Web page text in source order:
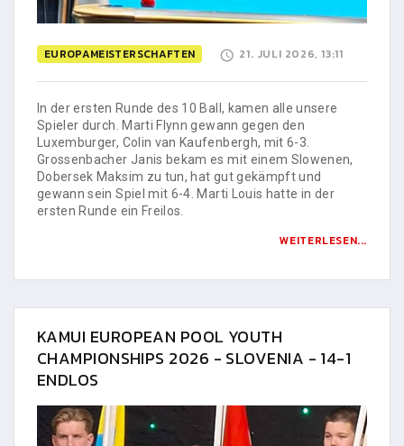
EUROPAMEISTERSCHAFTEN 21. JULI 2026, 13:11
In der ersten Runde des 10 Ball, kamen alle unsere
Spieler durch. Marti Flynn gewann gegen den
Luxemburger, Colin van Kaufenbergh, mit 6-3.
Grossenbacher Janis bekam es mit einem Slowenen,
Dobersek Maksim zu tun, hat gut gekämpft und
gewann sein Spiel mit 6-4. Marti Louis hatte in der
ersten Runde ein Freilos.
WEITERLESEN...
KAMUI EUROPEAN POOL YOUTH
CHAMPIONSHIPS 2026 - SLOVENIA - 14-1
ENDLOS